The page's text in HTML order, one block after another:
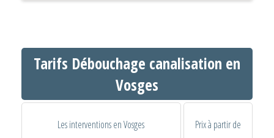
Tarifs Débouchage canalisation en
Vosges
Les interventions en Vosges Prix à partir de